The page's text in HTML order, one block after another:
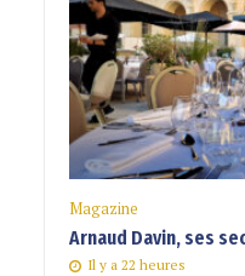
Magazine
Arnaud Davin, ses
Il y a 22 heures